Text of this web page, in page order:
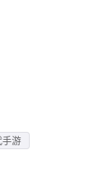
手游